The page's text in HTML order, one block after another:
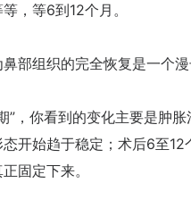
等6到12个月。
组织的完全恢复是一个漫
你看到的变化主要是肿胀
开始趋于稳定；术后6至
固定下来。